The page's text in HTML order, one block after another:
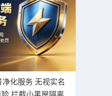
化服务 无视实名
拦截小黑屋隔离